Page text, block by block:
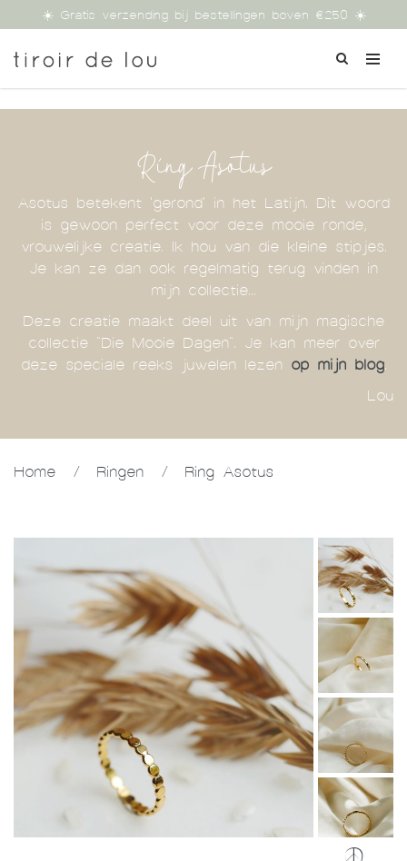
☀️ Gratis verzending bij bestellingen boven €250 ☀️
Ring Asotus
Asotus betekent 'gerond' in het Latijn. Dit woord
is gewoon perfect voor deze mooie ronde,
vrouwelijke creatie. Ik hou van die kleine stipjes.
Je kan ze dan ook regelmatig terug vinden in
mijn collectie...
Deze creatie maakt deel uit van mijn magische
collectie "Die Mooie Dagen". Je kan meer over
deze speciale reeks juwelen lezen op mijn blog.
Lou
Home / Ringen / Ring Asotus